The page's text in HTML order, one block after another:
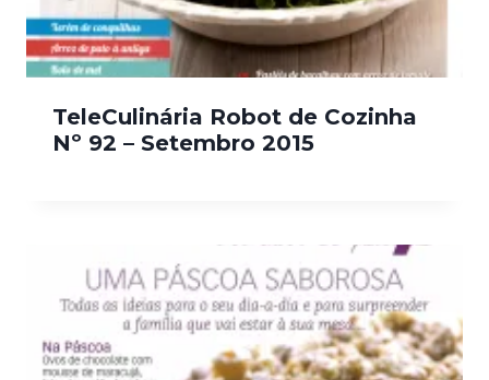
TeleCulinária Robot de Cozinha
Nº 92 – Setembro 2015